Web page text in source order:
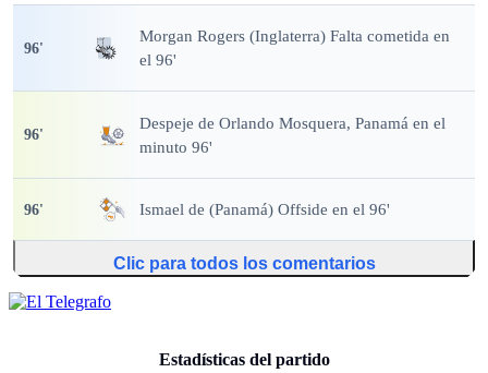
96'
Morgan Rogers (Inglaterra) Falta cometida en
el 96'
96'
Despeje de Orlando Mosquera, Panamá en el
minuto 96'
96' Ismael de (Panamá) Offside en el 96'
Clic para todos los comentarios
Estadísticas del partido